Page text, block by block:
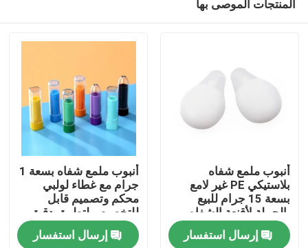
المنتجات الموصى بها
أنبوب ملمع شفاه
بلاستيكي PE غير لامع
بسعة 15 جرام للبيع
بالجملة لأقنعة الشفاه
وتعبئة مستحضرات
التجميلإرسال استفسار
أنبوب ملمع شفاه بسعة 1
جرام مع غطاء لولبي
محكم وتصميم قابل
للتخصيص لتطبيق دقيق
إرسال استفسار